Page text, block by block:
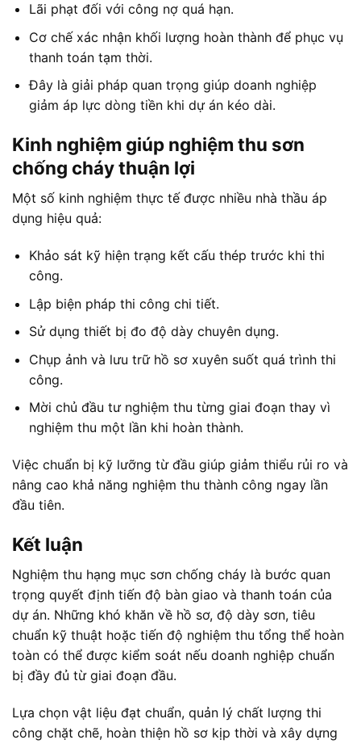
Lãi phạt đối với công nợ quá hạn.
Cơ chế xác nhận khối lượng hoàn thành để phục vụ
thanh toán tạm thời.
Đây là giải pháp quan trọng giúp doanh nghiệp
giảm áp lực dòng tiền khi dự án kéo dài.
Kinh nghiệm giúp nghiệm thu sơn
chống cháy thuận lợi
Một số kinh nghiệm thực tế được nhiều nhà thầu áp
dụng hiệu quả:
Khảo sát kỹ hiện trạng kết cấu thép trước khi thi
công.
Lập biện pháp thi công chi tiết.
Sử dụng thiết bị đo độ dày chuyên dụng.
Chụp ảnh và lưu trữ hồ sơ xuyên suốt quá trình thi
công.
Mời chủ đầu tư nghiệm thu từng giai đoạn thay vì
nghiệm thu một lần khi hoàn thành.
Việc chuẩn bị kỹ lưỡng từ đầu giúp giảm thiểu rủi ro và
nâng cao khả năng nghiệm thu thành công ngay lần
đầu tiên.
Kết luận
Nghiệm thu hạng mục sơn chống cháy là bước quan
trọng quyết định tiến độ bàn giao và thanh toán của
dự án. Những khó khăn về hồ sơ, độ dày sơn, tiêu
chuẩn kỹ thuật hoặc tiến độ nghiệm thu tổng thể hoàn
toàn có thể được kiểm soát nếu doanh nghiệp chuẩn
bị đầy đủ từ giai đoạn đầu.
Lựa chọn vật liệu đạt chuẩn, quản lý chất lượng thi
công chặt chẽ, hoàn thiện hồ sơ kịp thời và xây dựng